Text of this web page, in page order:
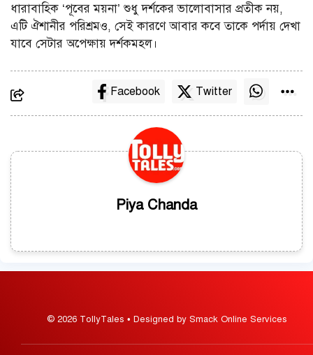
ধারাবাহিক ‘পূবের ময়না’ শুধু দর্শকের ভালোবাসার প্রতীক নয়,
এটি ঐশানীর পরিশ্রমও, সেই কারণে আবার কবে তাকে পর্দায় দেখা
যাবে সেটার অপেক্ষায় দর্শকমহল।
Facebook Twitter
Piya Chanda
© 2026 TollyTales • Designed by Smack Online Services